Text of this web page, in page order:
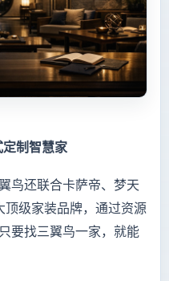
制智慧家
鸟还联合卡萨帝、梦天
顶级家装品牌，通过资源
要找三翼鸟一家，就能